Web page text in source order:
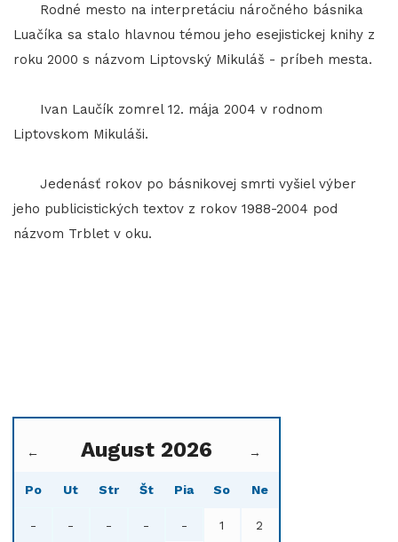
Rodné mesto na interpretáciu náročného básnika
Luačíka sa stalo hlavnou témou jeho esejistickej knihy z
roku 2000 s názvom Liptovský Mikuláš - príbeh mesta.
Ivan Laučík zomrel 12. mája 2004 v rodnom
Liptovskom Mikuláši.
Jedenásť rokov po básnikovej smrti vyšiel výber
jeho publicistických textov z rokov 1988-2004 pod
názvom Trblet v oku.
← August 2026 →
Po Ut Str Št Pia So Ne
- - - - - 1 2